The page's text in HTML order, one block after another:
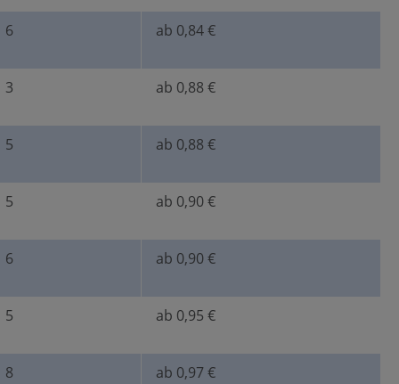
6 ab 0,84 €
3 ab 0,88 €
5 ab 0,88 €
5 ab 0,90 €
6 ab 0,90 €
5 ab 0,95 €
8 ab 0,97 €